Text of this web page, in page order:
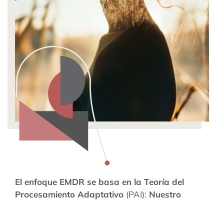
El enfoque EMDR se basa en la Teoría del
Procesamiento Adaptativo (PAI): Nuestro